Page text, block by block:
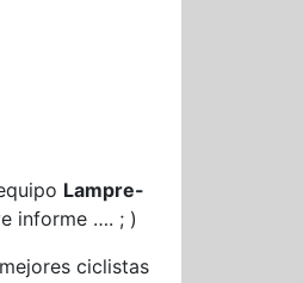
Lampre-
informe …. ; )
ciclistas